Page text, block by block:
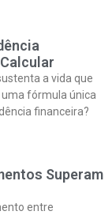
a vida que
fórmula única
financeira?
Superam
entre